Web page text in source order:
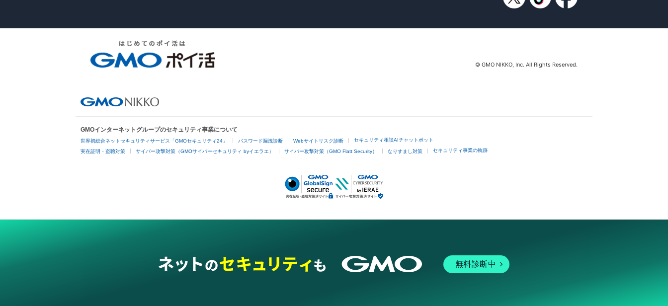
© GMO NIKKO, Inc. All Rights Reserved.
GMOインターネットグループのセキュリティ事業について
世界初総合ネットセキュリティサービス「GMOセキュリティ24」 パスワード漏洩診断 Webサイトリスク診断 セキュリティ相談AIチャットボット
実在証明・盗聴対策 サイバー攻撃対策（GMOサイバーセキュリティ byイエラエ） サイバー攻撃対策（GMO Flatt Security） なりすまし対策 セキュリティ事業の軌跡
無料診断中